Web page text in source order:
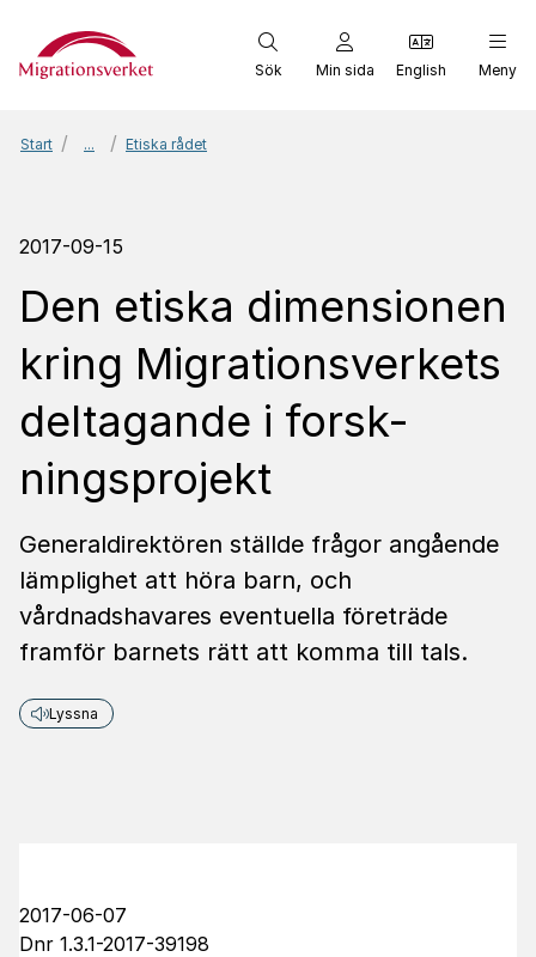
Start
Sök Min sida English Meny
Start ... Etiska rådet
2017-09-15
Den etiska dimen­sionen
kring Migra­tions­ver­kets
delta­gande i forsk­
nings­pro­jekt
Generaldirektören ställde frågor angående
lämplighet att höra barn, och
vårdnadshavares eventuella företräde
framför barnets rätt att komma till tals.
Lyssna
2017-06-07
Dnr 1.3.1-2017-39198